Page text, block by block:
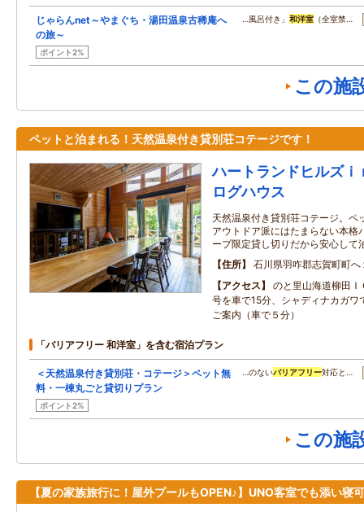
じゃらんnet～やまぐち・湯田温泉古稀庵へ
の旅～
ポイント2%
…風呂付き」 和洋室 （全室禁…
この施
ペットと泊まれる！天然温泉付き貸別荘コテージです！
ハートランドヒルズｉ
ログハウス
天然温泉付き貸別荘コテージ。ペ
アウトドア派にはたまらない本格
ープ限定貸し切りだから安心して
住所
石川県羽咋郡志賀町町へ
アクセス
のと里山海道柳田
号を車で15分、シャディナカガワ
ご案内（車で５分）
「バリアフリー 和洋室」を含む宿泊プラン
＜天然温泉付き貸別荘・コテージ＞ペット無
料・一棟丸ごと貸切りプラン
ポイント2%
…のないバリアフリー対応と…
この施
【夏の家族旅行に！屋外プールもOPEN♪】UNO客室でも添い寝